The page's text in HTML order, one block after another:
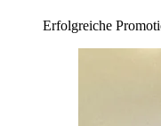
Erfolgreiche